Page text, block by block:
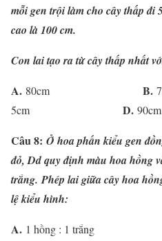
mỗi gen trội làm cho cây thấp đi
cao là 100 cm.
Con lai tạo ra từ cây thấp nhất
A. 80cm B.
5cm D. 90cm
Câu 8: Ở hoa phấn kiểu gen
đỏ, Dd quy định màu hoa hồng
trắng. Phép lai giữa cây hoa
lệ kiểu hình:
A. 1 hồng :